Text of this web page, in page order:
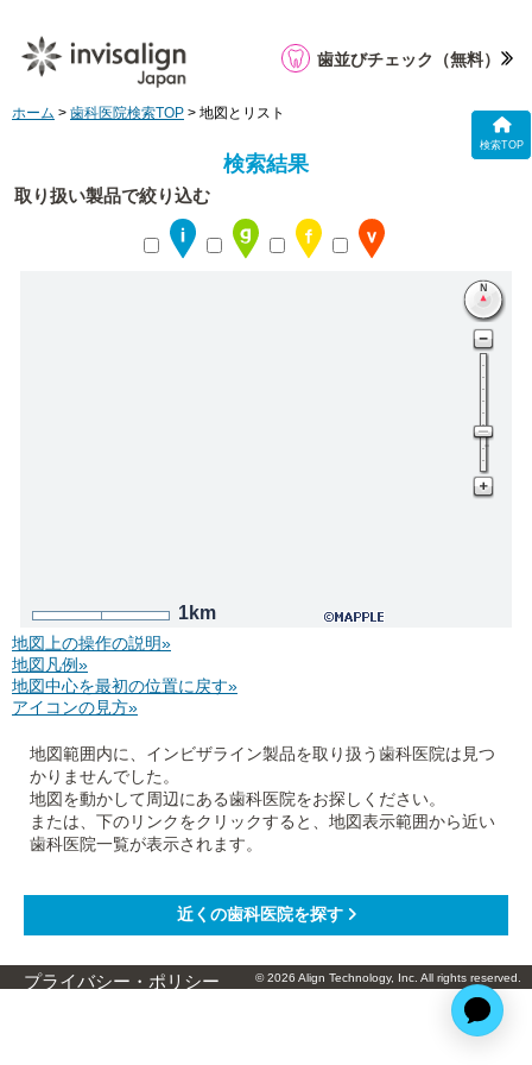
検索TOP
歯並びチェック （無料）
ホーム > 歯科医院検索TOP > 地図とリスト
検索結果
取り扱い製品で絞り込む
1km
地図上の操作の説明»
地図凡例»
地図中心を最初の位置に戻す»
アイコンの見方»
地図範囲内に、インビザライン製品を取り扱う歯科医院は見つ
かりませんでした。
地図を動かして周辺にある歯科医院をお探しください。
または、下のリンクをクリックすると、地図表示範囲から近い
歯科医院一覧が表示されます。
プライバシー・ポリシー © 2026 Align Technology, Inc. All rights reserved.